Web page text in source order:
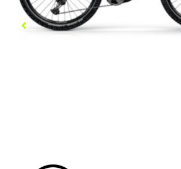
COUNTRY R3000I T